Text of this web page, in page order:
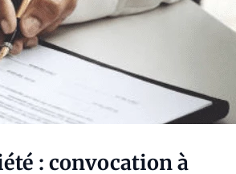
: convocation à